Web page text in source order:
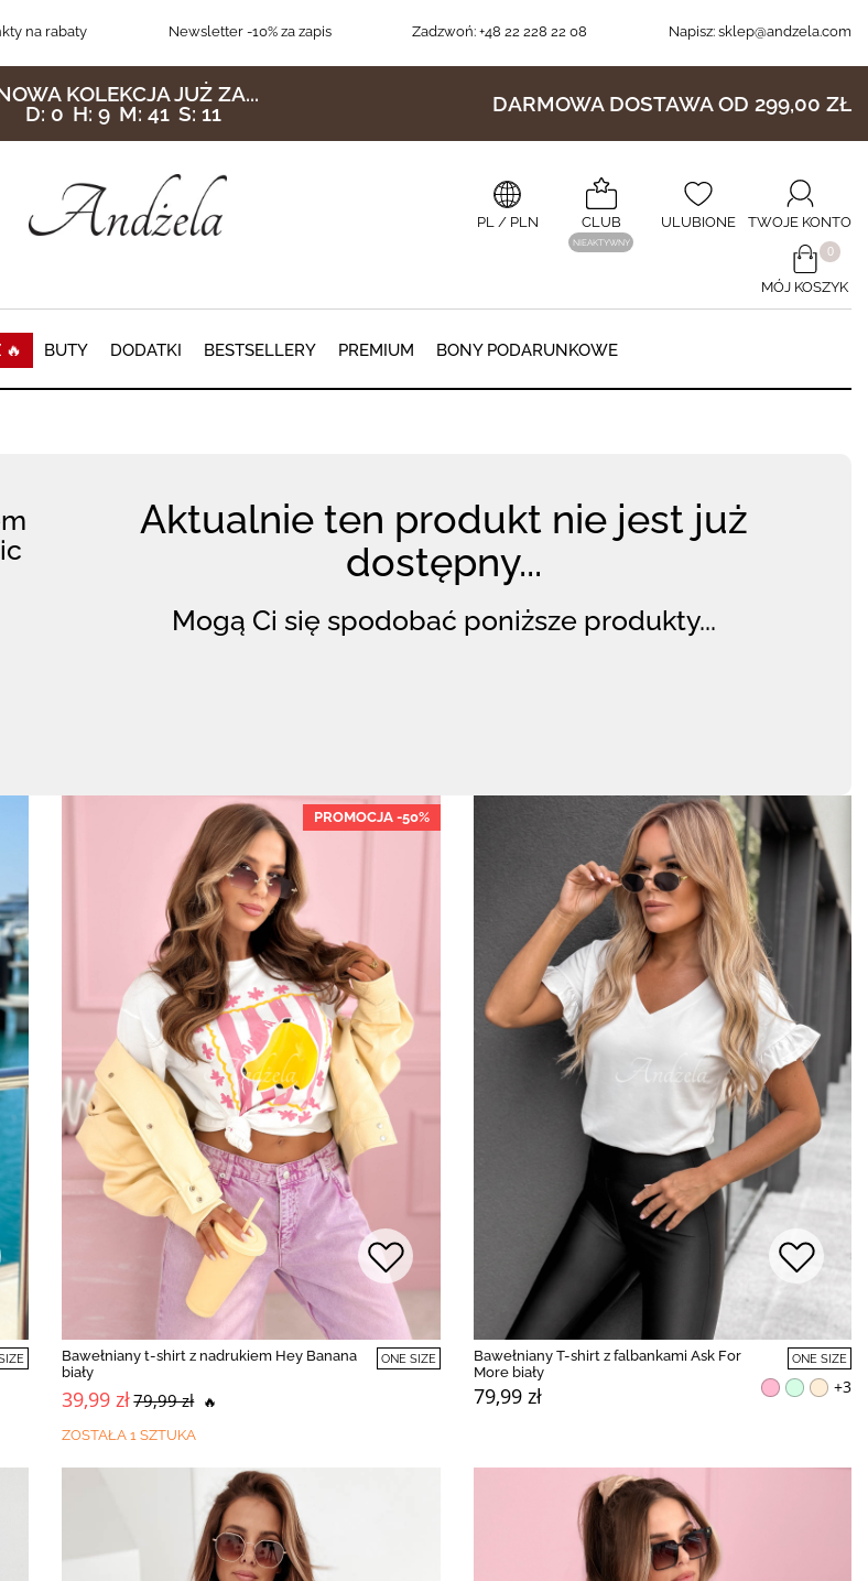
na rabaty Newsletter-10% za zapis Zadzwoń: +48 22 228 22 08 Napisz: sklep@andzela.com
KOLEKCJA JUŻ ZA...
D: 0 H: 9 M: 41 S: 8 DARMOWA DOSTAWA OD 299,00 ZŁ
PL/ PLN CLUB
NIEAKTYWNY
ULUBIONE TWOJE KONTO
​0
MÓJ KOSZYK
🔥 BUTY DODATKI BESTSELLERY PREMIUM BONY PODARUNKOWE
Aktualnie ten produkt nie jest już
dostępny...
Mogą Ci się spodobać poniższe produkty...
PROMOCJA -50%
Bawełniany t-shirt z nadrukiem Hey Banana
biały
39,99 zł79,99 zł 🔥
ONE SIZE
ZOSTAŁA 1 SZTUKA
Bawełniany T-shirt z falbankami Ask For
More biały
79,99 zł
ONE SIZE
+3